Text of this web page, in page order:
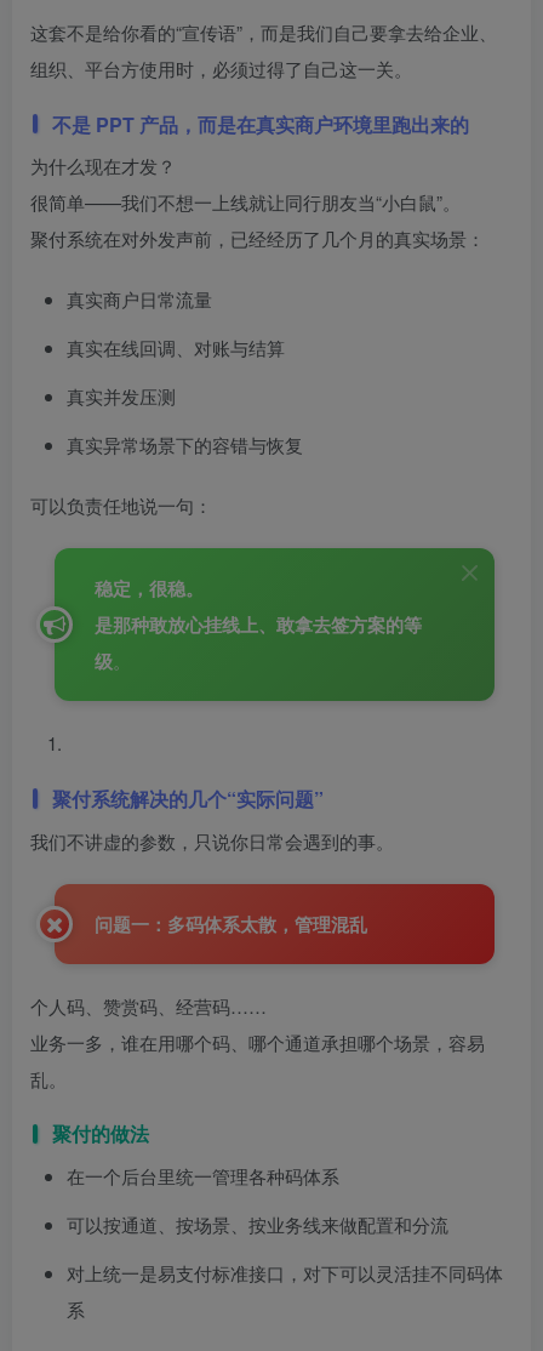
这套不是给你看的“宣传语”，而是我们自己要拿去给企业、
组织、平台方使用时，必须过得了自己这一关。
不是 PPT 产品，而是在真实商户环境里跑出来的
为什么现在才发？
很简单——我们不想一上线就让同行朋友当“小白鼠”。
聚付系统在对外发声前，已经经历了几个月的真实场景：
真实商户日常流量
真实在线回调、对账与结算
真实并发压测
真实异常场景下的容错与恢复
可以负责任地说一句：
稳定，很稳。
是那种敢放心挂线上、敢拿去签方案的等
级。
聚付系统解决的几个“实际问题”
我们不讲虚的参数，只说你日常会遇到的事。
问题一：多码体系太散，管理混乱
个人码、赞赏码、经营码……
业务一多，谁在用哪个码、哪个通道承担哪个场景，容易
乱。
聚付的做法
在一个后台里统一管理各种码体系
可以按通道、按场景、按业务线来做配置和分流
对上统一是易支付标准接口，对下可以灵活挂不同码体
系